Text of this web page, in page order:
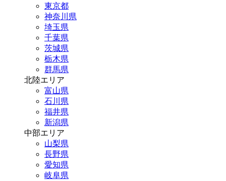
東京都
神奈川県
埼玉県
千葉県
茨城県
栃木県
群馬県
北陸エリア
富山県
石川県
福井県
新潟県
中部エリア
山梨県
長野県
愛知県
岐阜県